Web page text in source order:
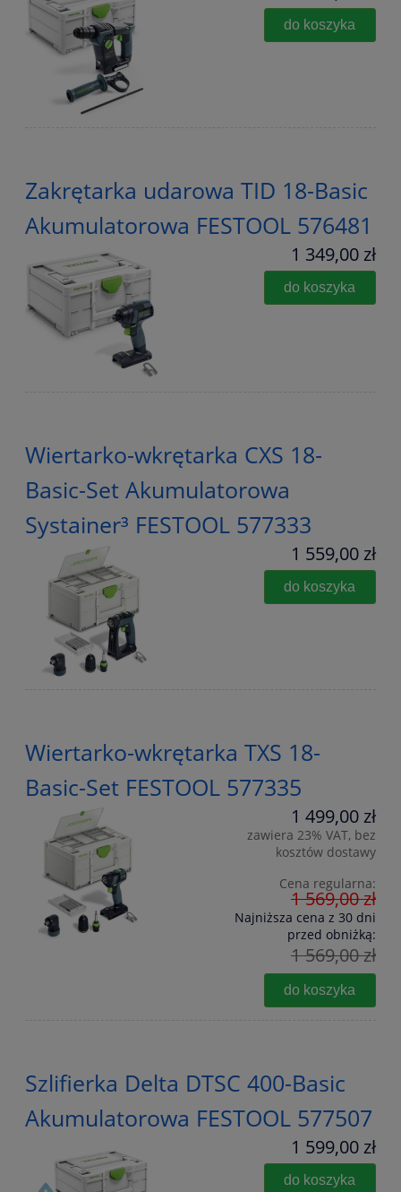
do koszyka
Zakrętarka udarowa TID 18-Basic
Akumulatorowa FESTOOL 576481
1 349,00 zł
do koszyka
Wiertarko-wkrętarka CXS 18-
Basic-Set Akumulatorowa
Systainer³ FESTOOL 577333
1 559,00 zł
do koszyka
Wiertarko-wkrętarka TXS 18-
Basic-Set FESTOOL 577335
1 499,00 zł
zawiera 23% VAT, bez
kosztów dostawy
Cena regularna:
1 569,00 zł
Najniższa cena z 30 dni
przed obniżką:
1 569,00 zł
do koszyka
Szlifierka Delta DTSC 400-Basic
Akumulatorowa FESTOOL 577507
1 599,00 zł
do koszyka